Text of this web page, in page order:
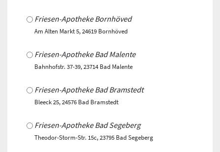
Friesen-Apotheke Bornhöved
Am Alten Markt 5, 24619 Bornhöved
Friesen-Apotheke Bad Malente
Bahnhofstr. 37-39, 23714 Bad Malente
Friesen-Apotheke Bad Bramstedt
Bleeck 25, 24576 Bad Bramstedt
Friesen-Apotheke Bad Segeberg
Theodor-Storm-Str. 15c, 23795 Bad Segeberg